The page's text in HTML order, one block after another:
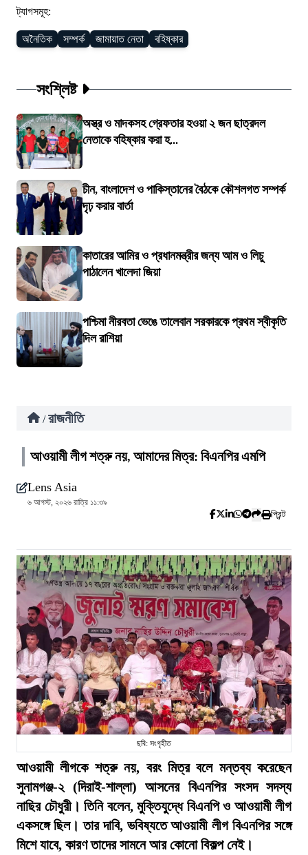
ট্যাগসমূহ:
অনৈতিক সম্পর্ক জামায়াত নেতা বহিষ্কার
সংশ্লিষ্ট
অস্ত্র ও মাদকসহ গ্রেফতার হওয়া ২ জন ছাত্রদল
নেতাকে বহিষ্কার করা হ...
চীন, বাংলাদেশ ও পাকিস্তানের বৈঠকে কৌশলগত সম্পর্ক
দৃঢ় করার বার্তা
কাতারের আমির ও প্রধানমন্ত্রীর জন্য আম ও লিচু
পাঠালেন খালেদা জিয়া
পশ্চিমা নীরবতা ভেঙে তালেবান সরকারকে প্রথম স্বীকৃতি
দিল রাশিয়া
/ রাজনীতি
আওয়ামী লীগ শত্রু নয়, আমাদের মিত্র: বিএনপির এমপি
Lens Asia
৬ আগস্ট, ২০২৬ রাত্রি ১১:৩৯
প্রিন্ট
ছবি: সংগৃহীত
আওয়ামী লীগকে শত্রু নয়, বরং মিত্র বলে মন্তব্য করেছেন
সুনামগঞ্জ-২ (দিরাই-শাল্লা) আসনের বিএনপির সংসদ সদস্য
নাছির চৌধুরী। তিনি বলেন, মুক্তিযুদ্ধে বিএনপি ও আওয়ামী লীগ
একসঙ্গে ছিল। তার দাবি, ভবিষ্যতে আওয়ামী লীগ বিএনপির সঙ্গে
মিশে যাবে, কারণ তাদের সামনে আর কোনো বিকল্প নেই।